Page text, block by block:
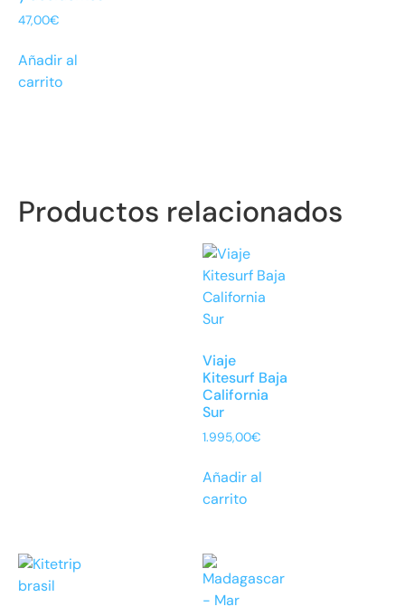
47,00€
Añadir al
carrito
Productos relacionados
Viaje
Kitesurf Baja
California
Sur
1.995,00€
Añadir al
carrito